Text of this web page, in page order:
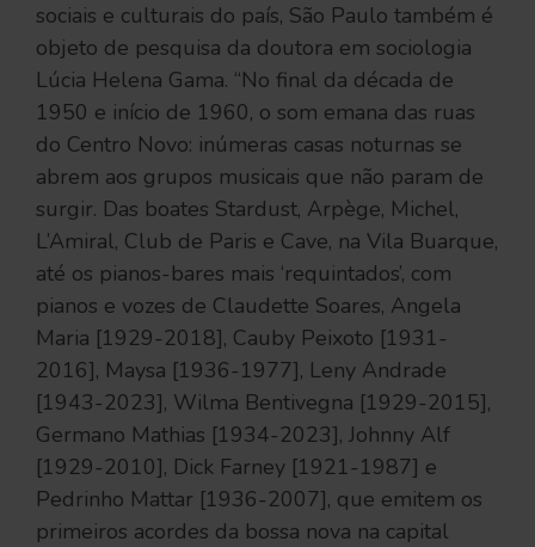
sociais e culturais do país, São Paulo também é
objeto de pesquisa da doutora em sociologia
Lúcia Helena Gama. “No final da década de
1950 e início de 1960, o som emana das ruas
do Centro Novo: inúmeras casas noturnas se
abrem aos grupos musicais que não param de
surgir. Das boates Stardust, Arpège, Michel,
L’Amiral, Club de Paris e Cave, na Vila Buarque,
até os pianos-bares mais ‘requintados’, com
pianos e vozes de Claudette Soares, Angela
Maria [1929-2018], Cauby Peixoto [1931-
2016], Maysa [1936-1977], Leny Andrade
[1943-2023], Wilma Bentivegna [1929-2015],
Germano Mathias [1934-2023], Johnny Alf
[1929-2010], Dick Farney [1921-1987] e
Pedrinho Mattar [1936-2007], que emitem os
primeiros acordes da bossa nova na capital